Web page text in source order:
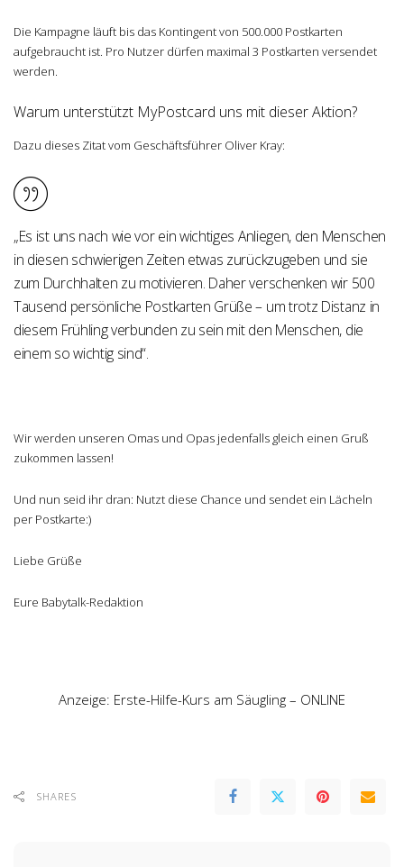
Die Kampagne läuft bis das Kontingent von 500.000 Postkarten
aufgebraucht ist. Pro Nutzer dürfen maximal 3 Postkarten versendet
werden.
Warum unterstützt MyPostcard uns mit dieser Aktion?
Dazu dieses Zitat vom Geschäftsführer Oliver Kray:
„Es ist uns nach wie vor ein wichtiges Anliegen, den Menschen
in diesen schwierigen Zeiten etwas zurückzugeben und sie
zum Durchhalten zu motivieren. Daher verschenken wir 500
Tausend persönliche Postkarten Grüße – um trotz Distanz in
diesem Frühling verbunden zu sein mit den Menschen, die
einem so wichtig sind“.
Wir werden unseren Omas und Opas jedenfalls gleich einen Gruß
zukommen lassen!
Und nun seid ihr dran: Nutzt diese Chance und sendet ein Lächeln
per Postkarte:)
Liebe Grüße
Eure Babytalk-Redaktion
Anzeige: Erste-Hilfe-Kurs am Säugling – ONLINE
SHARES